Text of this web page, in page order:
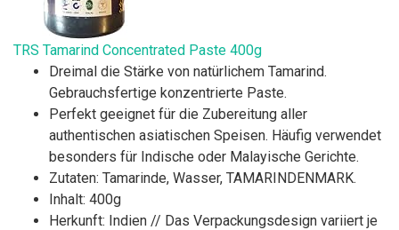
TRS Tamarind Concentrated Paste 400g
Dreimal die Stärke von natürlichem Tamarind.
Gebrauchsfertige konzentrierte Paste.
Perfekt geeignet für die Zubereitung aller
authentischen asiatischen Speisen. Häufig verwendet
besonders für Indische oder Malayische Gerichte.
Zutaten: Tamarinde, Wasser, TAMARINDENMARK.
Inhalt: 400g
Herkunft: Indien // Das Verpackungsdesign variiert je